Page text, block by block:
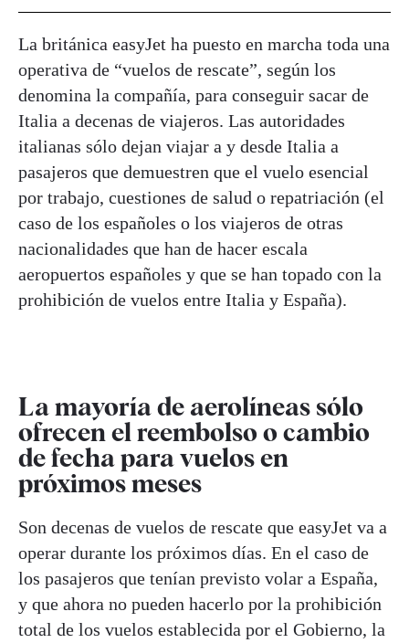
La británica easyJet ha puesto en marcha toda una
operativa de “vuelos de rescate”, según los
denomina la compañía, para conseguir sacar de
Italia a decenas de viajeros. Las autoridades
italianas sólo dejan viajar a y desde Italia a
pasajeros que demuestren que el vuelo esencial
por trabajo, cuestiones de salud o repatriación (el
caso de los españoles o los viajeros de otras
nacionalidades que han de hacer escala
aeropuertos españoles y que se han topado con la
prohibición de vuelos entre Italia y España).
La mayoría de aerolíneas sólo
ofrecen el reembolso o cambio
de fecha para vuelos en
próximos meses
Son decenas de vuelos de rescate que easyJet va a
operar durante los próximos días. En el caso de
los pasajeros que tenían previsto volar a España,
y que ahora no pueden hacerlo por la prohibición
total de los vuelos establecida por el Gobierno, la